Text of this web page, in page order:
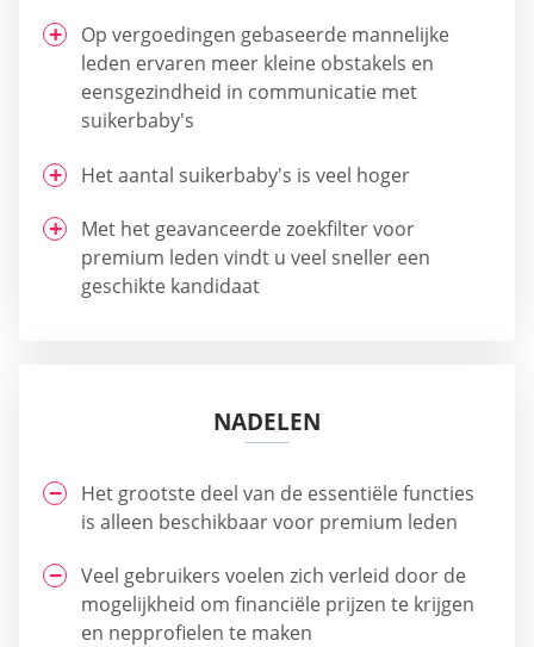
Op vergoedingen gebaseerde mannelijke
leden ervaren meer kleine obstakels en
eensgezindheid in communicatie met
suikerbaby's
Het aantal suikerbaby's is veel hoger
Met het geavanceerde zoekfilter voor
premium leden vindt u veel sneller een
geschikte kandidaat
NADELEN
Het grootste deel van de essentiële functies
is alleen beschikbaar voor premium leden
Veel gebruikers voelen zich verleid door de
mogelijkheid om financiële prijzen te krijgen
en nepprofielen te maken